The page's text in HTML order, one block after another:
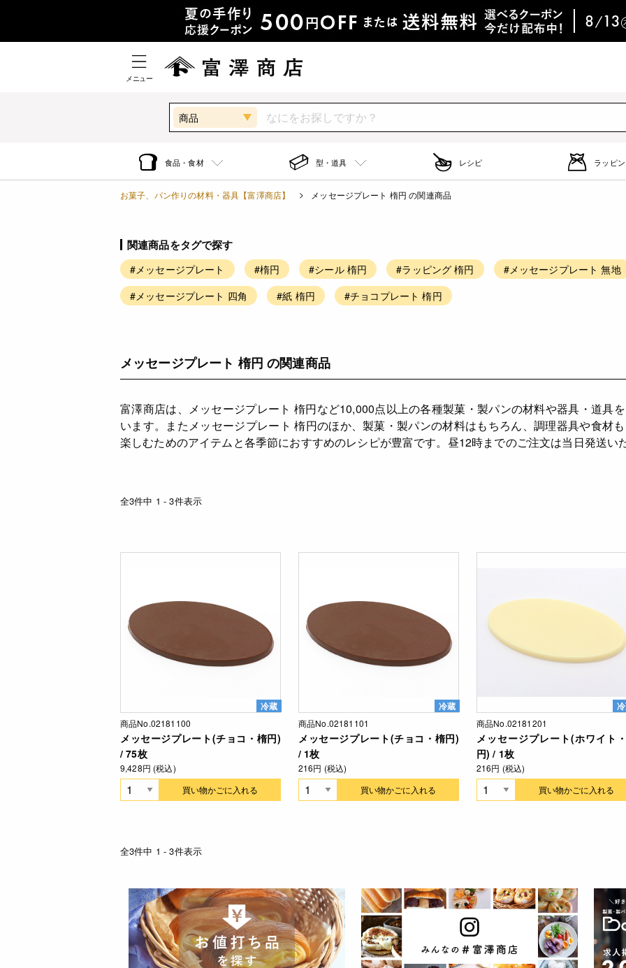
メニュー
商品
食品・食材 型・道具 レシピ ラッピ
お菓子、パン作りの材料・器具【富澤商店】 メッセージプレート 楕円 の関連商品
関連商品をタグで探す
#メッセージプレート #楕円 #シール 楕円 #ラッピング 楕円
#メッセージプレート 無地
#メッセージプレート 四角
#紙 楕円 #チョコプレート 楕円
メッセージプレート 楕円 の関連商品
富澤商店は、メッセージプレート 楕円など10,000点以上の各種製菓・製パンの材料や器具・道具
います。またメッセージプレート 楕円のほか、製菓・製パンの材料はもちろん、調理器具や食材
楽しむためのアイテムと各季節におすすめのレシピが豊富です。昼12時までのご注文は当日発送い
全3件中 1 - 3件表示
冷蔵
商品No.02181100
メッセージプレート(チョコ・楕円)
/ 75枚
9,428円 (税込)
買い物かごに入れる
冷蔵
商品No.02181101
メッセージプレート(チョコ・楕円)
/ 1枚
216円 (税込)
買い物かごに入れる
商品No.02181201
メッセージプレート(ホワイト
円) / 1枚
216円 (税込)
買い物かごに入れる
全3件中 1 - 3件表示